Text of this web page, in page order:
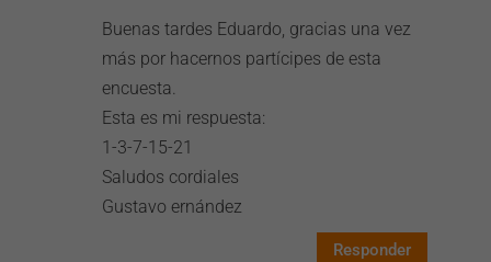
Buenas tardes Eduardo, gracias una vez
más por hacernos partícipes de esta
encuesta.
Esta es mi respuesta:
1-3-7-15-21
Saludos cordiales
Gustavo ernández
Responder